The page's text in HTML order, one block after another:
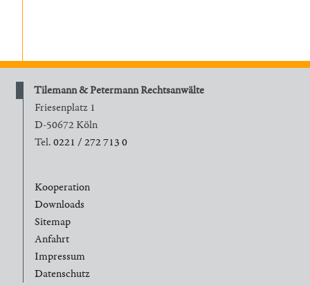
Tilemann & Petermann Rechtsanwälte
Friesenplatz 1
D-50672 Köln
Tel.0221 / 272 713 0
Kooperation
Downloads
Sitemap
Anfahrt
Impressum
Datenschutz